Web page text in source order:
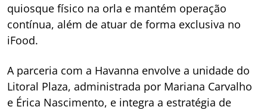
quiosque físico na orla e mantém operação
contínua, além de atuar de forma exclusiva no
iFood.
A parceria com a Havanna envolve a unidade do
Litoral Plaza, administrada por Mariana Carvalho
e Érica Nascimento, e integra a estratégia de